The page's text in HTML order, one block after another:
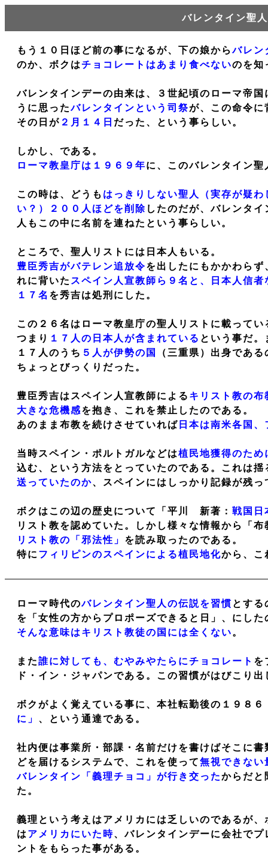
バレンタイン聖
もう１０日ほど前の事になるが、下の娘からバレン
のか、ボクはチョコレートはあまり食べないのを知
バレンタインデーの由来は、３世紀頃のローマ帝国
うに思ったバレンタインという司祭が、この命令に
その日が ２月１４日 だった、という事らしい。
しかし、である。
ローマ教皇庁は１９６９年に、このバレンタイン
この時は、どうも はっきりしない聖人（実存が疑わ
い？）２００人ほどを削除 したのだが、バレンタイ
人もこの中に名前を連ねたという事らしい。
ところで、聖人リストには日本人もいる。
豊臣秀吉がバテレン追放令を出したにもかかわらず
れに背いた スペイン人宣教師ら９名と、日本人信者
１７名 を秀吉は処刑にした。
この２６名はローマ教皇庁の聖人リストに載ってい
つまり １７人の日本人が含まれている という事だ。
１７人のうち ５人が伊勢の国
（三重県）出身である
ちょっとびっくりだった。
豊臣秀吉はスペイン人宣教師による キリスト教の布
大きな危機感を抱き、これを禁止したのである。
あのまま布教を続けさせていれば 日本は南米各国
当時スペイン・ポルトガルなどは植民地獲得のため
込む、という方法をとっていたのである。これは
送っていたのか、スペインにはしっかり記録が残っ
ボクはこの辺の歴史について「平川 新著： 戦国日
リスト教を認めていた。しかし様々な情報から「
リスト教の「邪法性」 を読み取ったのである。
特に フィリピンのスペインによる植民地化から、こ
ローマ時代のバレンタイン聖人の伝説を習慣とする
を「女性の方からプロポーズできると日」、にした
そんな意味はキリスト教徒の国には全くない。
また誰に対しても、むやみやたらにチョコレート を
ド・イン・ジャパンである。この習慣がはびこり
ボクがよく覚えている事に、本社転勤後の１９８
に」 、という通達である。
社内便は事業所・部課・名前だけを書けばそこに書
どを届けるシステムで、これを使って無視できない
バレンタイン「義理チョコ」が行き交ったからだと
た。
義理という考えはアメリカには乏しいのであるが、
は アメリカにいた時、バレンタインデーに会社でプ
ントをもらった事がある。